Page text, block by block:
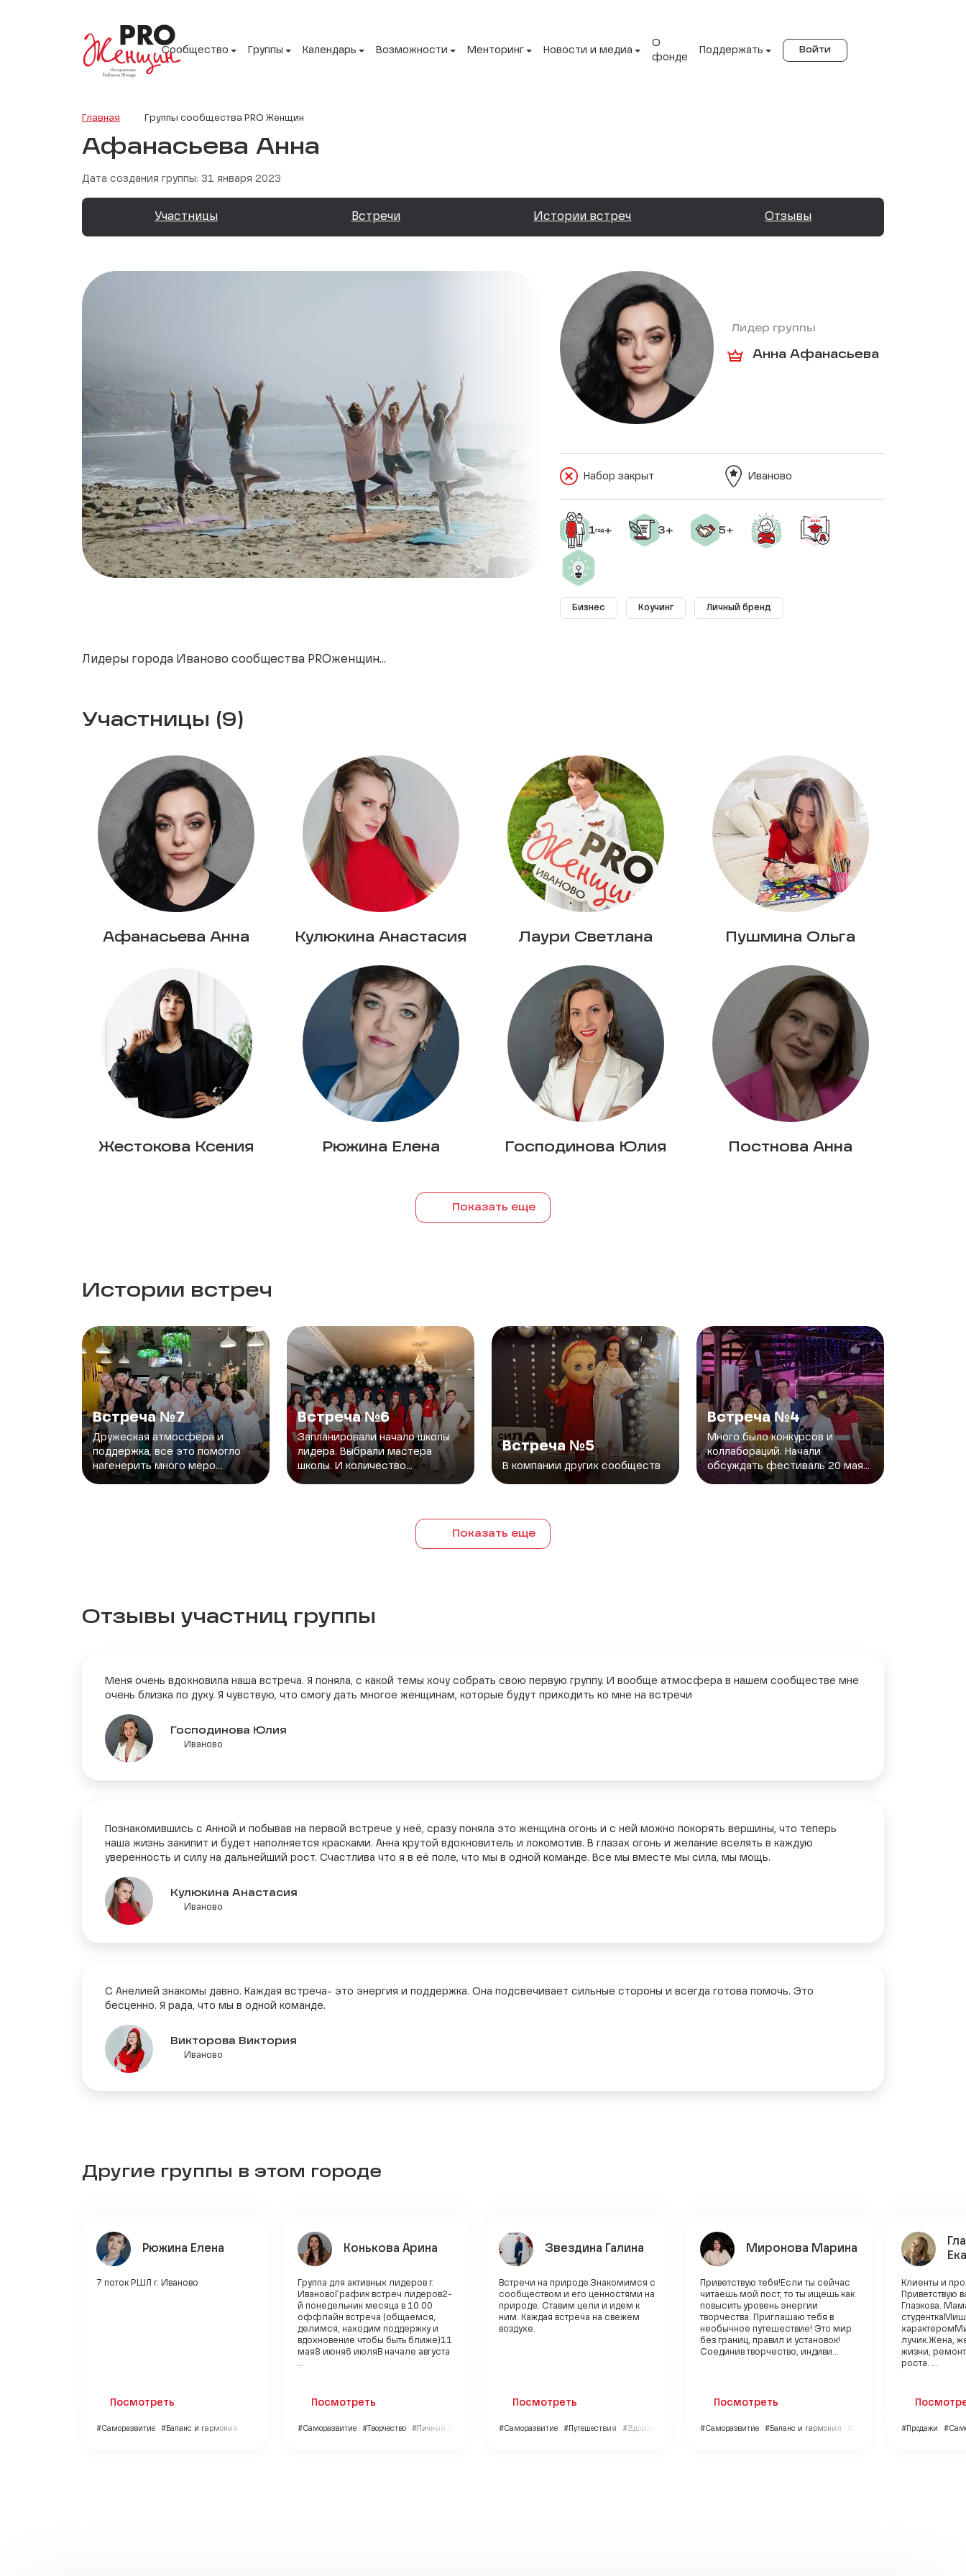
Сообщество Группы Календарь Возможности Менторинг Новости и медиа
О
фонде
Поддержать Войти
Главная Группы сообщества PRO Женщин
Афанасьева Анна
Дата создания группы: 31 января 2023
Участницы Встречи Истории встреч Отзывы
Лидер группы
Анна Афанасьева
Набор закрыт Иваново
Бизнес Коучинг Личный бренд
Лидеры города Иваново сообщества PROженщин...
Участницы (9)
Афанасьева Анна Кулюкина Анастасия Лаури Светлана Пушмина Ольга
Жестокова Ксения Рюжина Елена Господинова Юлия Постнова Анна
Показать еще
Истории встреч
Встреча №7
Дружеская атмосфера и
поддержка, все это помогло
нагенерить много меро...
Встреча №6
Запланировали начало школы
лидера. Выбрали мастера
школы. И количество...
Встреча №5
В компании других сообществ
Встреча №4
Много было конкурсов и
коллабораций. Начали
обсуждать фестиваль 20 мая...
Показать еще
Отзывы участниц группы
Меня очень вдохновила наша встреча. Я поняла, с какой темы хочу собрать свою первую группу. И вообще атмосфера в нашем сообществе мне
очень близка по духу. Я чувствую, что смогу дать многое женщинам, которые будут приходить ко мне на встречи
Господинова Юлия
Иваново
Познакомившись с Анной и побывав на первой встрече у неё, сразу поняла это женщина огонь и с ней можно покорять вершины, что теперь
наша жизнь закипит и будет наполняется красками. Анна крутой вдохновитель и локомотив. В глазах огонь и желание вселять в каждую
уверенность и силу на дальнейший рост. Счастлива что я в её поле, что мы в одной команде. Все мы вместе мы сила, мы мощь.
Кулюкина Анастасия
Иваново
С Анелией знакомы давно. Каждая встреча- это энергия и поддержка. Она подсвечивает сильные стороны и всегда готова помочь. Это
бесценно. Я рада, что мы в одной команде.
Викторова Виктория
Иваново
Другие группы в этом городе
Рюжина Елена
7 поток РШЛ г. Иваново
Посмотреть
#Саморазвитие #Баланс и гармония
Конькова Арина
Группа для активных лидеров г.
ИвановоГрафик встреч лидеров2-
й понедельник месяца в 10.00
оффлайн встреча (общаемся,
делимся, находим поддержку и
вдохновение чтобы быть ближе)11
мая8 июня6 июляВ начале августа
...
Посмотреть
#Саморазвитие #Творчество #Личный бренд
Звездина Галина
Встречи на природе.Знакомимся с
сообществом и его ценностями на
природе. Ставим цели и идем к
ним. Каждая встреча на свежем
воздухе.
Посмотреть
#Саморазвитие #Путешествия #Здоровье
Миронова Марина
Приветствую тебя!Если ты сейчас
читаешь мой пост, то ты ищешь как
повысить уровень энергии
творчества. Приглашаю тебя в
необычное путешествие! Это мир
без границ, правил и установок!
Соединив творчество, индиви...
Посмотреть
#Саморазвитие #Баланс и гармония #Творчество
Клиенты и
Приветствую
Глазкова.
лучик.Жена,
жизни,
роста. ...
#Продажи